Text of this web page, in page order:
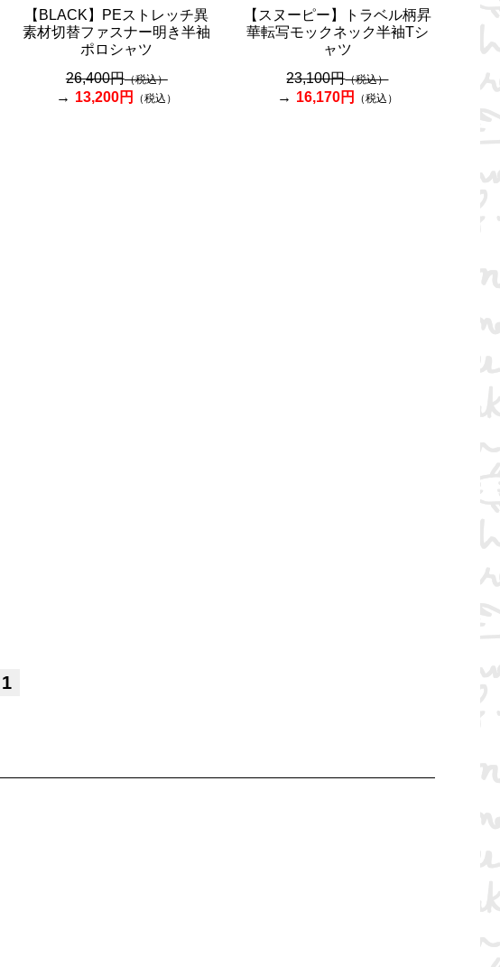
【BLACK】PEストレッチ異
素材切替ファスナー明き半袖
ポロシャツ
26,400円（税込）
13,200円 （税込）
【スヌーピー】トラベル柄昇
華転写モックネック半袖Tシ
ャツ
23,100円（税込）
16,170円 （税込）
1